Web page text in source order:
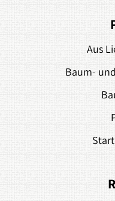
Aus
Baum-